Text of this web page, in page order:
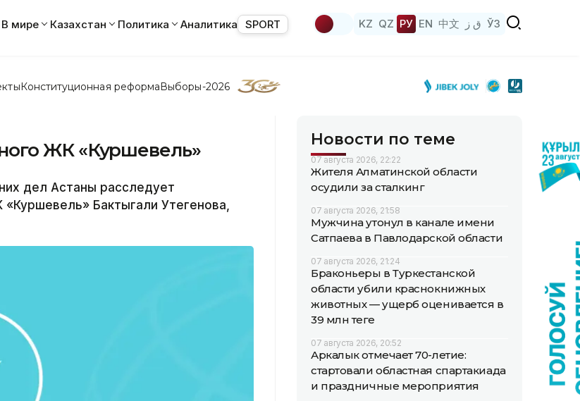
В мире Казахстан Политика Аналитика SPORT KZ QZ РУ EN 中文 ق ز ЎЗ
Конституционная реформаВыборы-2026
ЖК «Куршевель»
дел Астаны расследует
Бактыгали Утегенова,
Новости по теме
07 августа 2026, 22:22
Жителя Алматинской области
осудили за сталкинг
07 августа 2026, 21:58
Мужчина утонул в канале имени
Сатпаева в Павлодарской области
07 августа 2026, 21:24
Браконьеры в Туркестанской
области убили краснокнижных
животных — ущерб оценивается в
39 млн теңге
07 августа 2026, 20:52
Аркалык отмечает 70-летие:
стартовали областная спартакиада
и праздничные мероприятия